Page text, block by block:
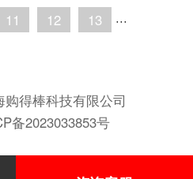
11 12 13 ···
得棒科技有限公司
备2023033853号